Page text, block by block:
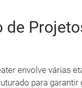
de
envolve várias
para garantir